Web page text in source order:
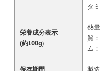
タミ
栄養成分表示
(約100g)
熱
質
ム
保存期間 製